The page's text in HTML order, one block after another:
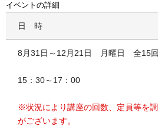
イベントの詳細
日時
8月31日～12月21日 月曜日 全15
15：30～17：00
※状況により講座の回数、定員等を
がございます。